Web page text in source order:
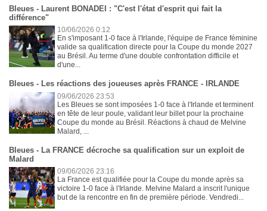
Bleues - Laurent BONADEI : "C'est l'état d'esprit qui fait la
différence"
10/06/2026 0:12
En s'imposant 1-0 face à l'Irlande, l'équipe de France féminine
valide sa qualification directe pour la Coupe du monde 2027
au Brésil. Au terme d'une double confrontation difficile et
d'une...
Bleues - Les réactions des joueuses après FRANCE - IRLANDE
09/06/2026 23:53
Les Bleues se sont imposées 1-0 face à l'Irlande et terminent
en tête de leur poule, validant leur billet pour la prochaine
Coupe du monde au Brésil. Réactions à chaud de Melvine
Malard, ...
Bleues - La FRANCE décroche sa qualification sur un exploit de
Malard
09/06/2026 23:16
La France est qualifiée pour la Coupe du monde après sa
victoire 1-0 face à l'Irlande. Melvine Malard a inscrit l'unique
but de la rencontre en fin de première période. Vendredi...